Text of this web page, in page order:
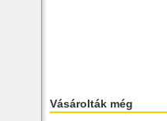
Vásárolták még